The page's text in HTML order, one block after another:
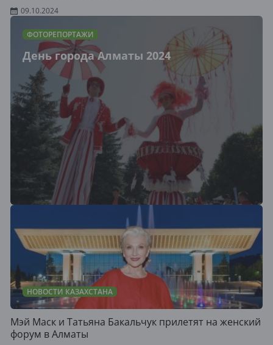
09.10.2024
ФОТОРЕПОРТАЖИ
День города Алматы 2024
НОВОСТИ КАЗАХСТАНА
Мэй Маск и Татьяна Бакальчук прилетят на женский
форум в Алматы